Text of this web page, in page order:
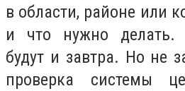
в области, районе или
и что нужно делать.
будут и завтра. Но не
проверка системы